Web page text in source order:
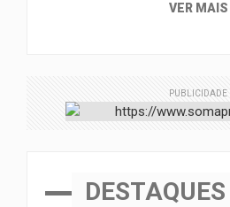
VER MAIS
PUBLICIDADE
DESTAQUES